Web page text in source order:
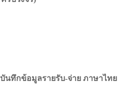
บันทึกข้อมูลรายรับ-จ่าย ภาษาไทย